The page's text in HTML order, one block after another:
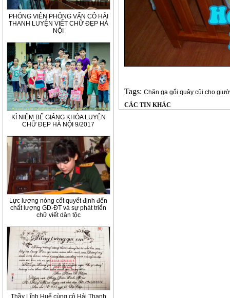
PHÓNG VIÊN PHỎNG VẤN CÔ HẢI
THANH LUYỆN VIẾT CHỮ ĐẸP HÀ
NỘI
KỈ NIỆM BẾ GIẢNG KHÓA LUYỆN
CHỮ ĐẸP HÀ NỘI 9/2017
Lực lượng nòng cốt quyết định đến
chất lượng GD-ĐT và sự phát triển
chữ viết dân tộc
Thầy Lĩnh Huế cùng cô Hải Thanh
Tags: Chăn ga gối quây cũi cho
CÁC TIN KHÁC